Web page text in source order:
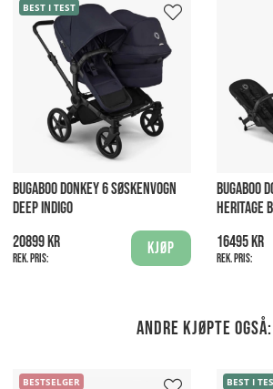
BEST I TEST
BUGABOO DONKEY 6 SØSKENVOGN
DEEP INDIGO
20899 kr
Rek. pris:
Kjøp
BUGABOO
HERITAGE
16495 kr
Rek. pris:
Andre kjøpte også:
BESTSELGER
BEST I